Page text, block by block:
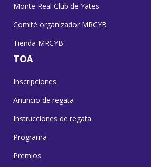
Monte Real Club de Yates
Comité organizador MRCYB
Tienda MRCYB
TOA
Inscripciones
Anuncio de regata
Instrucciones de regata
Programa
Premios